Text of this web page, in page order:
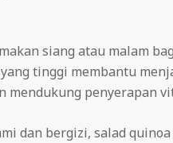
siang atau malam
tinggi membantu
mendukung penyerapan
dan bergizi, salad